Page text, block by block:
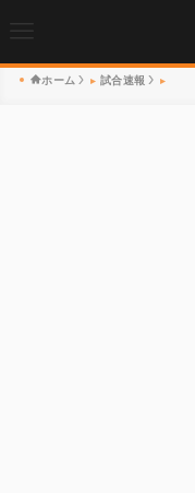
ホーム 試合速報